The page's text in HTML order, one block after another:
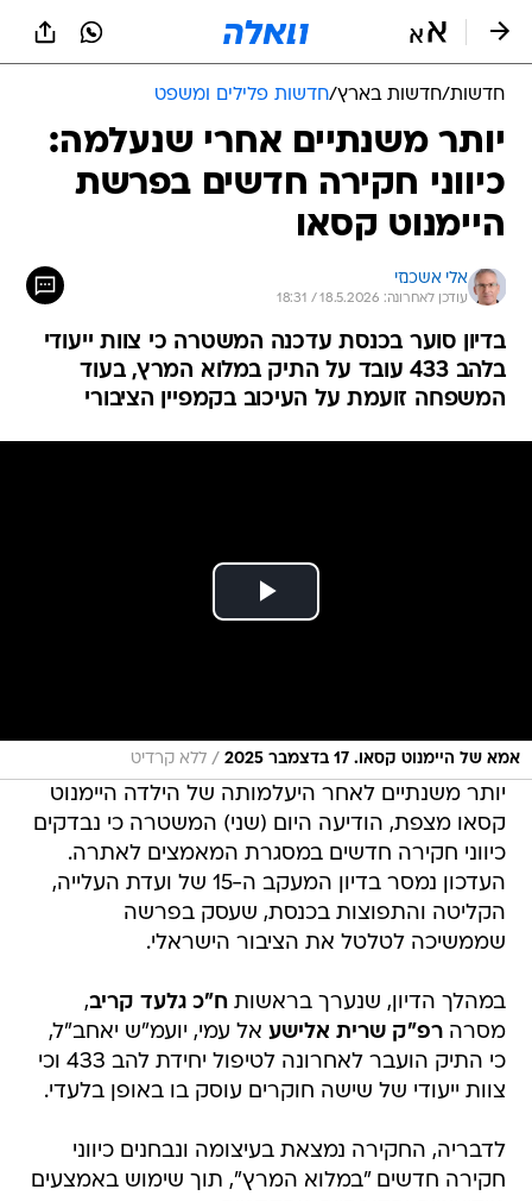
חדשות/חדשות בארץ/חדשות פלילים ומשפט
יותר משנתיים אחרי שנעלמה:
כיווני חקירה חדשים בפרשת
היימנוט קסאו
אלי אשכנזי
עודכן לאחרונה: 18.5.2026 / 18:31
בדיון סוער בכנסת עדכנה המשטרה כי צוות ייעודי
בלהב 433 עובד על התיק במלוא המרץ, בעוד
המשפחה זועמת על העיכוב בקמפיין הציבורי
אמא של היימנוט קסאו. 17 בדצמבר 2025 / ללא קרדיט
יותר משנתיים לאחר היעלמותה של הילדה היימנוט
קסאו מצפת, הודיעה היום (שני) המשטרה כי נבדקים
כיווני חקירה חדשים במסגרת המאמצים לאתרה.
העדכון נמסר בדיון המעקב ה-15 של ועדת העלייה,
הקליטה והתפוצות בכנסת, שעסק בפרשה
שממשיכה לטלטל את הציבור הישראלי.
במהלך הדיון, שנערך בראשותח"כ גלעד קריב,
מסרהרפ"ק שרית אלישע אל עמי, יועמ"ש יאחב"ל,
כי התיק הועבר לאחרונה לטיפול יחידת להב 433 וכי
צוות ייעודי של שישה חוקרים עוסק בו באופן בלעדי.
לדבריה, החקירה נמצאת בעיצומה ונבחנים כיווני
חקירה חדשים "במלוא המרץ", תוך שימוש באמצעים